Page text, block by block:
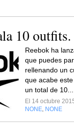
10
Reebok ha
que puedes
rellenando un
que acabe
un total de 10...
El 14 octubre
NONE NONE